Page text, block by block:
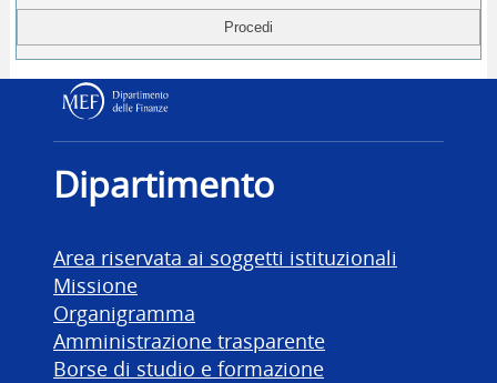
Dipartimento delle
Dipartimento
Area riservata ai soggetti istituzionali
Missione
Organigramma
Amministrazione trasparente
Borse di studio e formazione